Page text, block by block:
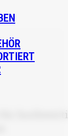
für